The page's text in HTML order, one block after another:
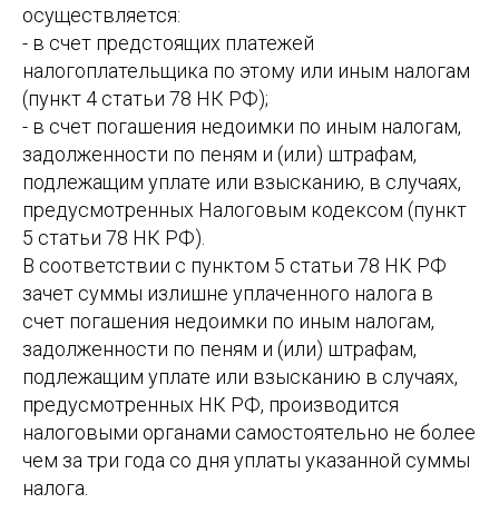
осуществляется:
- в счет предстоящих платежей
налогоплательщика по этому или иным налогам
(пункт 4 статьи 78 НК РФ);
- в счет погашения недоимки по иным налогам,
задолженности по пеням и (или) штрафам,
подлежащим уплате или взысканию, в случаях,
предусмотренных Налоговым кодексом (пункт
5 статьи 78 НК РФ).
В соответствии с пунктом 5 статьи 78 НК РФ
зачет суммы излишне уплаченного налога в
счет погашения недоимки по иным налогам,
задолженности по пеням и (или) штрафам,
подлежащим уплате или взысканию в случаях,
предусмотренных НК РФ, производится
налоговыми органами самостоятельно не более
чем за три года со дня уплаты указанной суммы
налога.